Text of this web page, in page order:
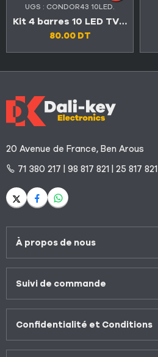
UGS : CONDOR43 10LED.
Kit 4 barres 10 LED TV 43″ 6V
80.00 DT
20 Avenue de France, Ben Arous
71 380 217 | 98 817 821 | 25 817 821
À propos de nous
Suivi de commande
Confidentialité et Conditions